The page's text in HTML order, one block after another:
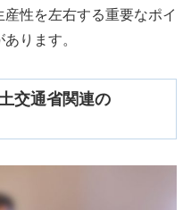
性を左右する重要なポイ
ります。
交通省関連の